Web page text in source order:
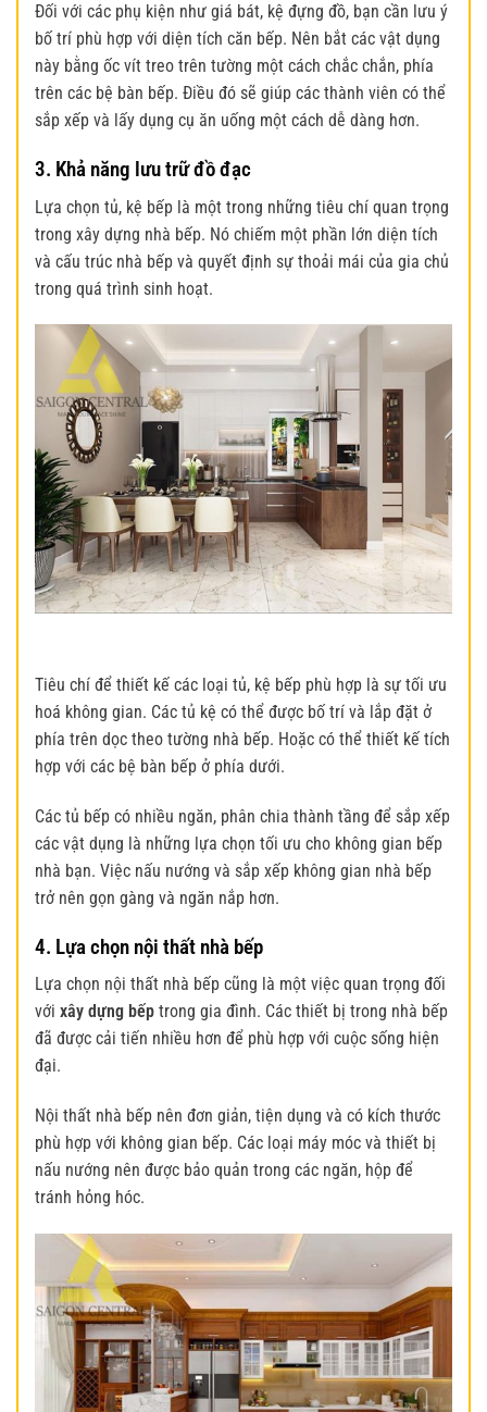
Đối với các phụ kiện như giá bát, kệ đựng đồ, bạn cần lưu ý
bố trí phù hợp với diện tích căn bếp. Nên bắt các vật dụng
này bằng ốc vít treo trên tường một cách chắc chắn, phía
trên các bệ bàn bếp. Điều đó sẽ giúp các thành viên có thể
sắp xếp và lấy dụng cụ ăn uống một cách dễ dàng hơn.
3. Khả năng lưu trữ đồ đạc
Lựa chọn tủ, kệ bếp là một trong những tiêu chí quan trọng
trong xây dựng nhà bếp. Nó chiếm một phần lớn diện tích
và cấu trúc nhà bếp và quyết định sự thoải mái của gia chủ
trong quá trình sinh hoạt.
Tiêu chí để thiết kế các loại tủ, kệ bếp phù hợp là sự tối ưu
hoá không gian. Các tủ kệ có thể được bố trí và lắp đặt ở
phía trên dọc theo tường nhà bếp. Hoặc có thể thiết kế tích
hợp với các bệ bàn bếp ở phía dưới.
Các tủ bếp có nhiều ngăn, phân chia thành tầng để sắp xếp
các vật dụng là những lựa chọn tối ưu cho không gian bếp
nhà bạn. Việc nấu nướng và sắp xếp không gian nhà bếp
trở nên gọn gàng và ngăn nắp hơn.
4. Lựa chọn nội thất nhà bếp
Lựa chọn nội thất nhà bếp cũng là một việc quan trọng đối
với xây dựng bếp trong gia đình. Các thiết bị trong nhà bếp
đã được cải tiến nhiều hơn để phù hợp với cuộc sống hiện
đại.
Nội thất nhà bếp nên đơn giản, tiện dụng và có kích thước
phù hợp với không gian bếp. Các loại máy móc và thiết bị
nấu nướng nên được bảo quản trong các ngăn, hộp để
tránh hỏng hóc.